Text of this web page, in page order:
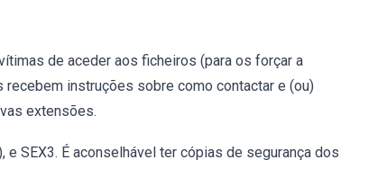
de aceder aos ficheiros (para os forçar a
instruções sobre como contactar e (ou)
extensões.
e SEX3. É aconselhável ter cópias de segurança dos